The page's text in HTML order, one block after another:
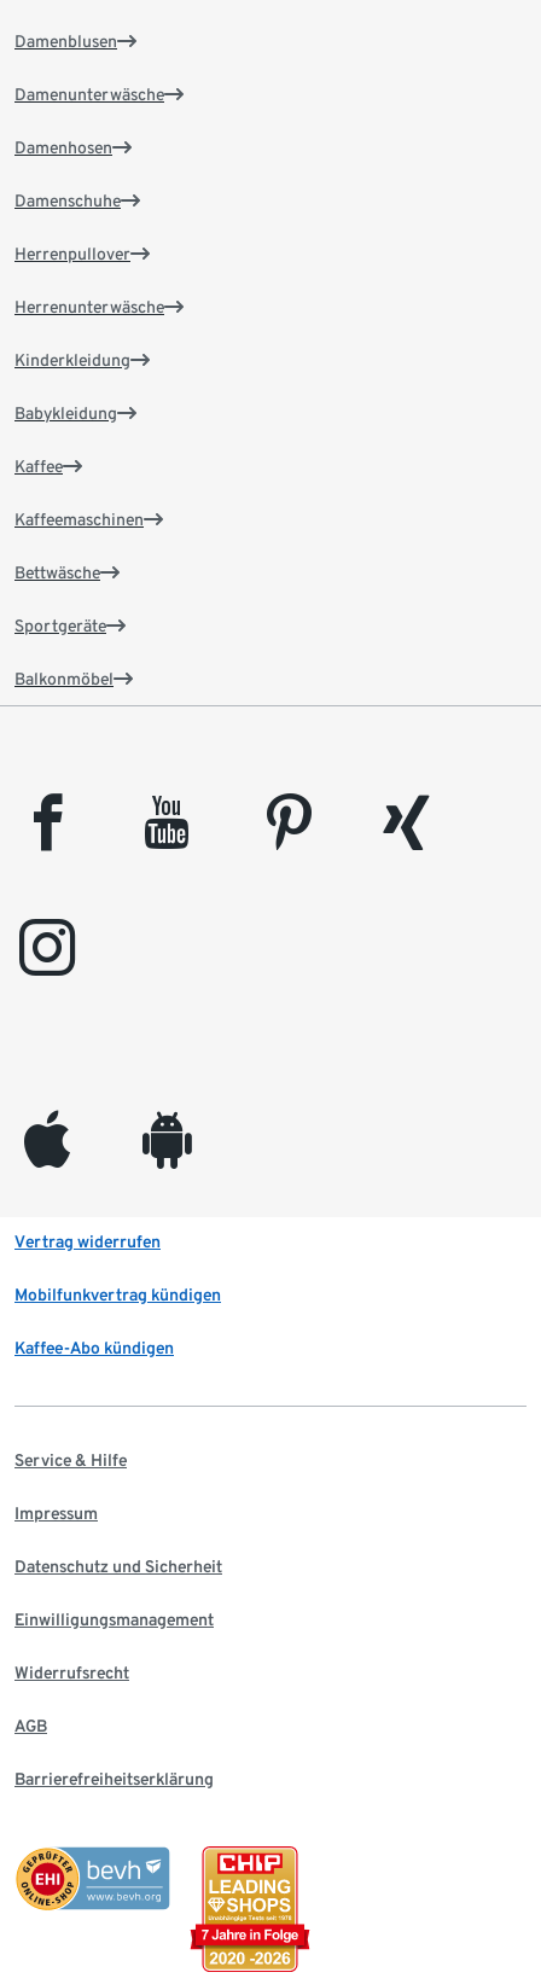
Damenblusen
Damenunterwäsche
Damenhosen
Damenschuhe
Herrenpullover
Herrenunterwäsche
Kinderkleidung
Babykleidung
Kaffee
Kaffeemaschinen
Bettwäsche
Sportgeräte
Balkonmöbel
facebook youtube pinterest
xing
instagram
appleinc android
Vertrag widerrufen
Mobilfunkvertrag kündigen
Kaffee-Abo kündigen
Service & Hilfe
Impressum
Datenschutz und Sicherheit
Einwilligungsmanagement
Widerrufsrecht
AGB
Barrierefreiheitserklärung